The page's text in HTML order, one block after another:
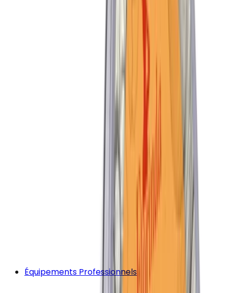
Équipements Professionnels